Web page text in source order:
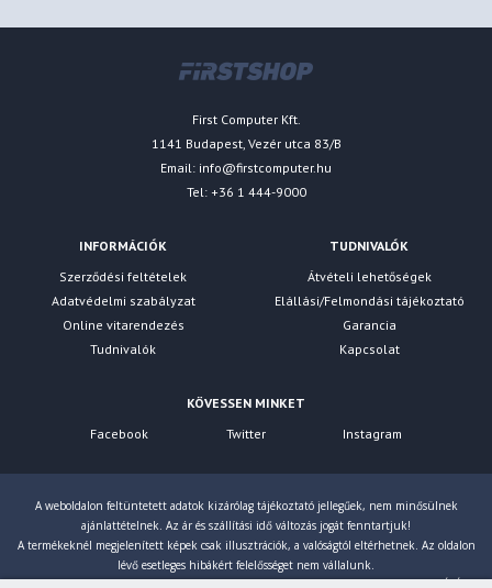
First Computer Kft.
1141 Budapest, Vezér utca 83/B
Email: info@firstcomputer.hu
Tel: +36 1 444-9000
INFORMÁCIÓK
Szerződési feltételek
Adatvédelmi szabályzat
Online vitarendezés
Tudnivalók
TUDNIVALÓK
Átvételi lehetőségek
Elállási/Felmondási tájékoztató
Garancia
Kapcsolat
KÖVESSEN MINKET
Facebook
Twitter Instagram
A weboldalon feltüntetett adatok kizárólag tájékoztató jellegűek, nem minősülnek
ajánlattételnek. Az ár és szállítási idő változás jogát fenntartjuk!
A termékeknél megjelenített képek csak illusztrációk, a valóságtól eltérhetnek. Az oldalon
lévő esetleges hibákért felelősséget nem vállalunk.
Eltérés esetén a gyártó által megadott paraméterek érvényesek! Bruttó árainkat 27% ÁFÁ-val